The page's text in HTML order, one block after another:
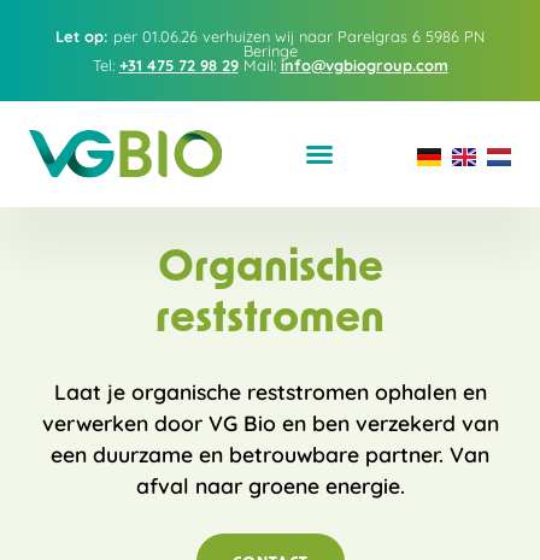
Let op: per 01.06.26 verhuizen wij naar Parelgras 6 5986 PN
Beringe
Tel: +31 475 72 98 29Mail: info@vgbiogroup.com
Organische
reststromen
Laat je organische reststromen ophalen en
verwerken door VG Bio en ben verzekerd van
een duurzame en betrouwbare partner. Van
afval naar groene energie.